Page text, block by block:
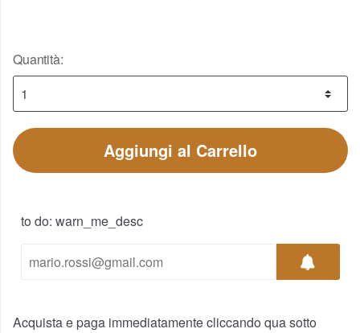
Quantità:
Aggiungi al Carrello
to do: warn_me_desc
Acquista e paga immediatamente cliccando qua sotto